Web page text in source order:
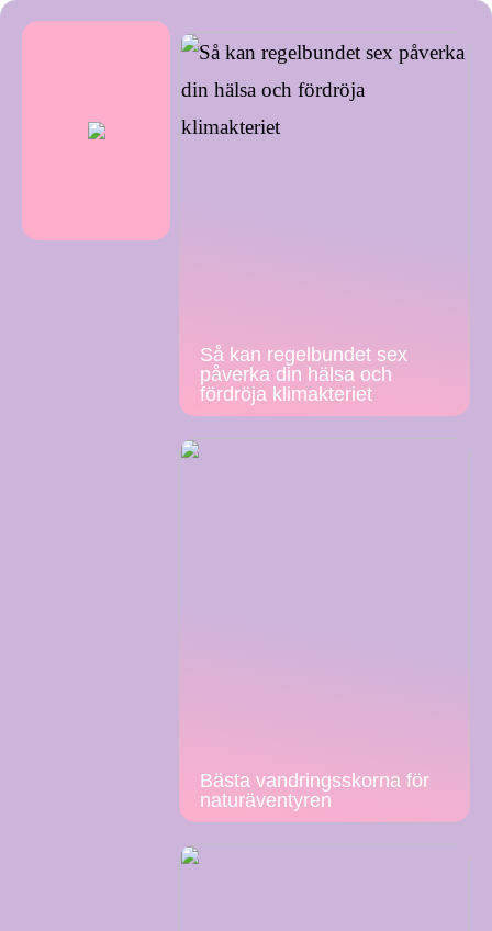
Så kan regelbundet sex
påverka din hälsa och
fördröja klimakteriet
Bästa vandringsskorna för
naturäventyren